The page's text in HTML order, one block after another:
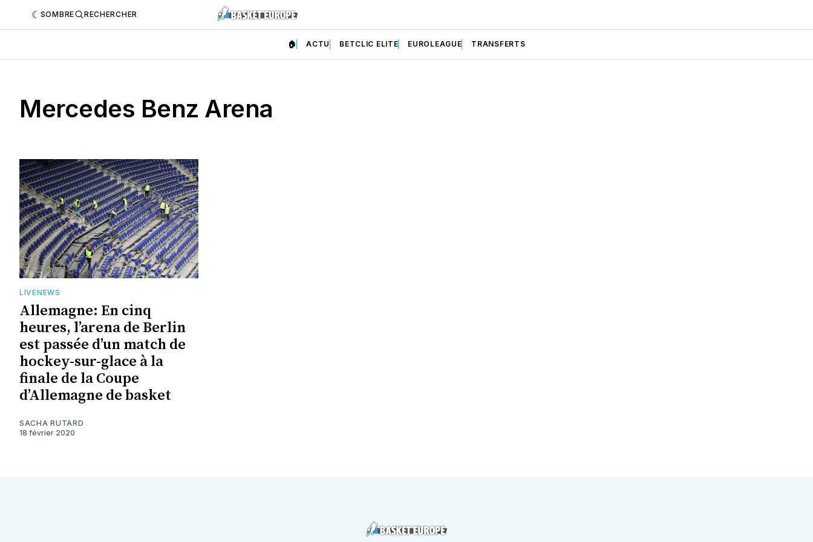
SOMBRE RECHERCHER
🏠 ACTU BETCLIC ELITE EUROLEAGUE TRANSFERTS
Mercedes Benz Arena
LIVENEWS
Allemagne: En cinq
heures, l’arena de Berlin
est passée d’un match de
hockey-sur-glace à la
finale de la Coupe
d’Allemagne de basket
SACHA RUTARD
18 février 2020